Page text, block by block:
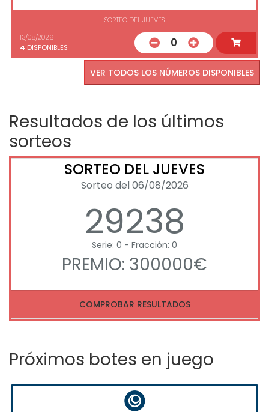
SORTEO DEL JUEVES
13/08/2026
4 DISPONIBLES 0
VER TODOS LOS NÚMEROS DISPONIBLES
Resultados de los últimos
sorteos
SORTEO DEL JUEVES
Sorteo del 06/08/2026
29238
Serie: 0 - Fracción: 0
PREMIO: 300000€
COMPROBAR RESULTADOS
Próximos botes en juego